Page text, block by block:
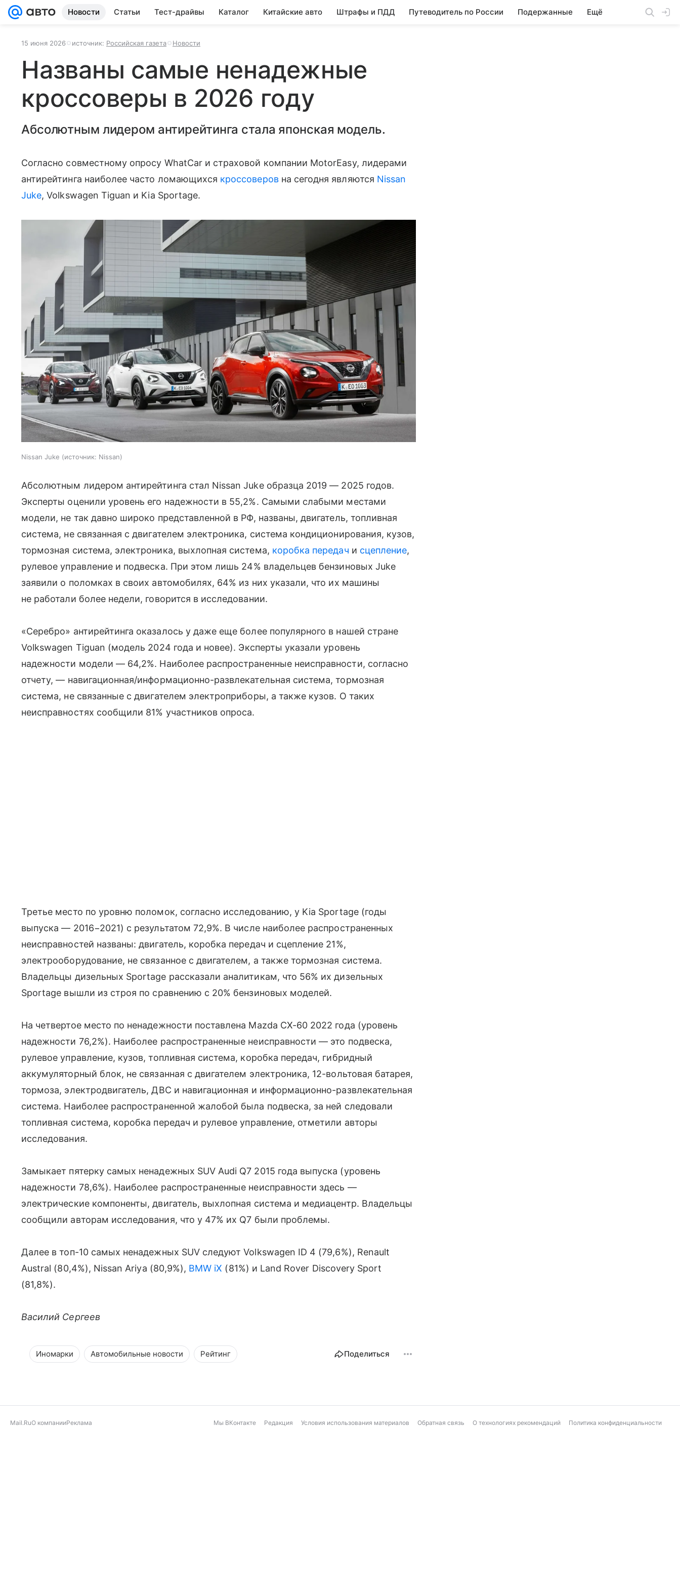
Новости Статьи Тест-драйвы Каталог Китайские авто Штрафы и ПДД Путеводитель по России Подержанные Ещё
15 июня 2026 источник: Российская газета Новости
Названы самые ненадежные
кроссоверы в 2026 году
Абсолютным лидером антирейтинга стала японская модель.
Согласно совместному опросу WhatCar и страховой компании MotorEasy, лидерами
антирейтинга наиболее часто ломающихся кроссоверовна сегодня являются Nissan
Juke, Volkswagen Tiguan и Kia Sportage.
Nissan Juke источник: Nissan
Абсолютным лидером антирейтинга стал Nissan Juke образца 2019 — 2025 годов.
Эксперты оценили уровень его надежности в 55,2%. Самыми слабыми местами
модели, не так давно широко представленной в РФ, названы, двигатель, топливная
система, не связанная с двигателем электроника, система кондиционирования, кузов,
тормозная система, электроника, выхлопная система, коробка передач и сцепление,
рулевое управление и подвеска. При этом лишь 24% владельцев бензиновых Juke
заявили о поломках в своих автомобилях, 64% из них указали, что их машины
не работали более недели, говорится в исследовании.
«Серебро» антирейтинга оказалось у даже еще более популярного в нашей стране
Volkswagen Tiguan (модель 2024 года и новее). Эксперты указали уровень
надежности модели — 64,2%. Наиболее распространенные неисправности, согласно
отчету, — навигационная/информационно-развлекательная система, тормозная
система, не связанные с двигателем электроприборы, а также кузов. О таких
неисправностях сообщили 81% участников опроса.
Третье место по уровню поломок, согласно исследованию, у Kia Sportage (годы
выпуска — 2016−2021) с результатом 72,9%. В числе наиболее распространенных
неисправностей названы: двигатель, коробка передач и сцепление 21%,
электрооборудование, не связанное с двигателем, а также тормозная система.
Владельцы дизельных Sportage рассказали аналитикам, что 56% их дизельных
Sportage вышли из строя по сравнению с 20% бензиновых моделей.
На четвертое место по ненадежности поставлена Mazda CX-60 2022 года (уровень
надежности 76,2%). Наиболее распространенные неисправности — это подвеска,
рулевое управление, кузов, топливная система, коробка передач, гибридный
аккумуляторный блок, не связанная с двигателем электроника, 12-вольтовая батарея,
тормоза, электродвигатель, ДВС и навигационная и информационно-развлекательная
система. Наиболее распространенной жалобой была подвеска, за ней следовали
топливная система, коробка передач и рулевое управление, отметили авторы
исследования.
Замыкает пятерку самых ненадежных SUV Audi Q7 2015 года выпуска (уровень
надежности 78,6%). Наиболее распространенные неисправности здесь —
электрические компоненты, двигатель, выхлопная система и медиацентр. Владельцы
сообщили авторам исследования, что у 47% их Q7 были проблемы.
Далее в топ-10 самых ненадежных SUV следуют Volkswagen ID 4 (79,6%), Renault
Austral (80,4%), Nissan Ariya (80,9%), BMW iX (81%) и Land Rover Discovery Sport
(81,8%).
Василий Сергеев
Иномарки Автомобильные новости Рейтинг Поделиться
Mail.RuО компанииРеклама Мы ВКонтакте Редакция Условия использования материалов Обратная связь О технологиях рекомендаций Политика конфиденциальности